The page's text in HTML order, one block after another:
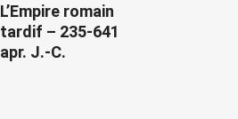
L’Empire romain
tardif – 235-641
apr. J.-C.